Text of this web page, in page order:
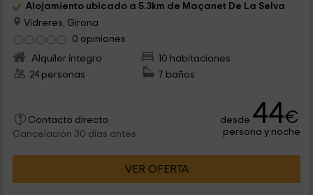
Alojamiento ubicado a 5.3km de Maçanet De La Selva
Vidreres, Girona
0 opiniones
Alquiler íntegro
10 habitaciones
24 personas
7 baños
Contacto directo
Cancelación 30 días antes
desde 44€
persona y noche
VER OFERTA